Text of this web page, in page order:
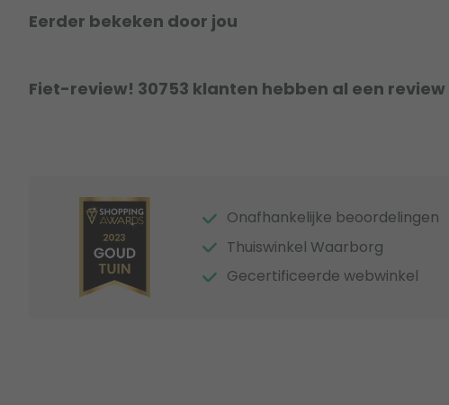
Eerder bekeken door jou
Fiet-review! 30753 klanten hebben al een
Onafhankelijke beoordelingen
Thuiswinkel Waarborg
Gecertificeerde webwinkel